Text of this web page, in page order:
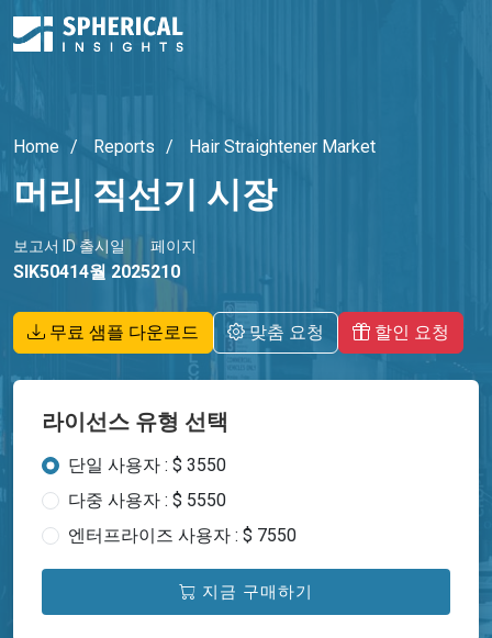
Home Reports Hair Straightener Market
머리 직선기 시장
보고서 ID
SIK5041
출시일
4월 2025
페이지
210
무료 샘플 다운로드 맞춤 요청 할인 요청
라이선스 유형 선택
단일 사용자 : $ 3550
다중 사용자 : $ 5550
엔터프라이즈 사용자 : $ 7550
지금 구매하기